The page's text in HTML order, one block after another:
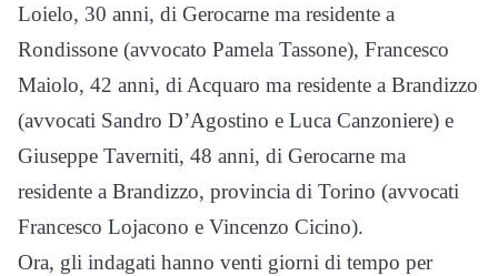
Loielo, 30 anni, di Gerocarne ma residente a
Rondissone (avvocato Pamela Tassone), Francesco
Maiolo, 42 anni, di Acquaro ma residente a Brandizzo
(avvocati Sandro D’Agostino e Luca Canzoniere) e
Giuseppe Taverniti, 48 anni, di Gerocarne ma
residente a Brandizzo, provincia di Torino (avvocati
Francesco Lojacono e Vincenzo Cicino).
Ora, gli indagati hanno venti giorni di tempo per